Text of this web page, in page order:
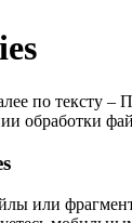
по тексту –
обработки
или